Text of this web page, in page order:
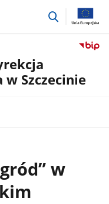
przejdź
Szczecinie
w